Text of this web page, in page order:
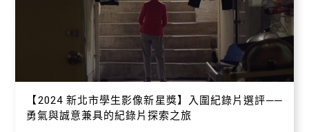
【​2024 新北市學生影像新星獎】入圍紀錄片選評──
勇氣與誠意兼具的紀錄片探索之旅